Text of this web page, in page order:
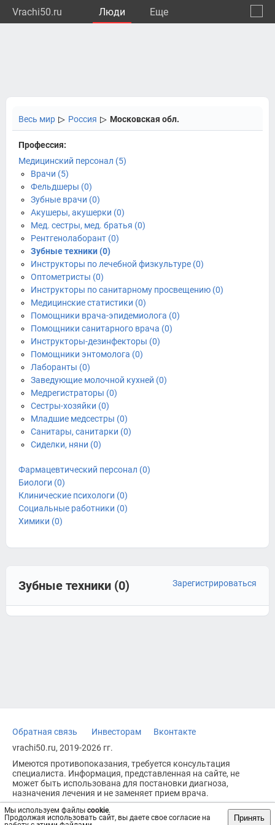
Vrachi50.ru Люди Eще
Мы используем файлы cookie.
Продолжая использовать сайт, вы даете свое согласие на
Принять
Весь мир ▷ Россия ▷ Московская обл.
Профессия:
Медицинский персонал (5)
Врачи (5)
Фельдшеры (0)
Зубные врачи (0)
Акушеры, акушерки (0)
Мед. сестры, мед. братья (0)
Рентгенолаборант (0)
Зубные техники (0)
Инструкторы по лечебной физкультуре (0)
Оптометристы (0)
Инструкторы по санитарному просвещению (0)
Медицинские статистики (0)
Помощники врача-эпидемиолога (0)
Помощники санитарного врача (0)
Инструкторы-дезинфекторы (0)
Помощники энтомолога (0)
Лаборанты (0)
Заведующие молочной кухней (0)
Медрегистраторы (0)
Сестры-хозяйки (0)
Младшие медсестры (0)
Санитары, санитарки (0)
Сиделки, няни (0)
Фармацевтический персонал (0)
Биологи (0)
Клинические психологи (0)
Социальные работники (0)
Химики (0)
Зубные техники (0) Зарегистрироваться
Обратная связь Инвесторам
Вконтакте
vrachi50.ru, 2019-2026 гг.
Имеются противопоказания, требуется консультация
специалиста. Информация, представленная на сайте, не
может быть использована для постановки диагноза,
назначения лечения и не заменяет прием врача.
Возрастное ограничение: 18+